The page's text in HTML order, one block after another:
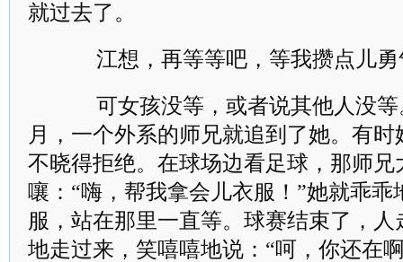
就过去了。
江想，再等等吧，等我攒点儿勇
可女孩没等，或者说其他人没等
月，一个外系的师兄就追到了她。有
不晓得拒绝。在球场边看足球，那师兄
嚷：“嗨，帮我拿会儿衣服！”她就乖
服，站在那里一直等。球赛结束了，
地走过来，笑嘻嘻地说：“呵，你还在